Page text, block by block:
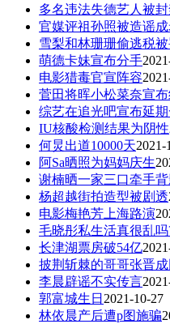
多名违法失德艺人被
官媒评祖孙照被造谣
雪梨和林珊珊偷逃税
萌德卡妹宣布分手
电影猎毒官宣阵容
菅田将晖小松菜奈宣
综艺在追光吧宣布延期
IU核酸检测结果为阴性
何炅出道10000天2021-
阿Sa晒照为妈妈庆生
谢楠晒一家三口牵手
杨超越街拍造型被剧透
电影梅艳芳上海路演
毛晓彤私生活真很乱吗
长津湖票房破54亿
披荆斩棘的哥哥张晋成
李晨辟谣不实传言
郭富城生日 2021-10-27
林依晨产后遭p图施骗